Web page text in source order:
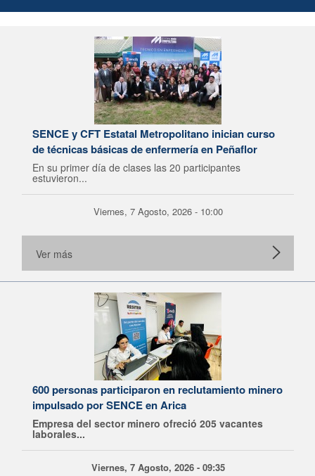
SENCE y CFT Estatal Metropolitano inician curso
de técnicas básicas de enfermería en Peñaflor
En su primer día de clases las 20 participantes
estuvieron...
Viernes, 7 Agosto, 2026 - 10:00
Ver más
600 personas participaron en reclutamiento minero
impulsado por SENCE en Arica
Empresa del sector minero ofreció 205 vacantes
laborales...
Viernes, 7 Agosto, 2026 - 09:35